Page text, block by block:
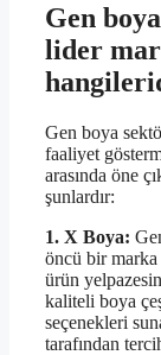
Gen
lider
Gen boya
faaliyet
arasında öne
şunlardır:
1. X Boya:
öncü bir
ürün
kaliteli boya
seçenekleri
tarafından